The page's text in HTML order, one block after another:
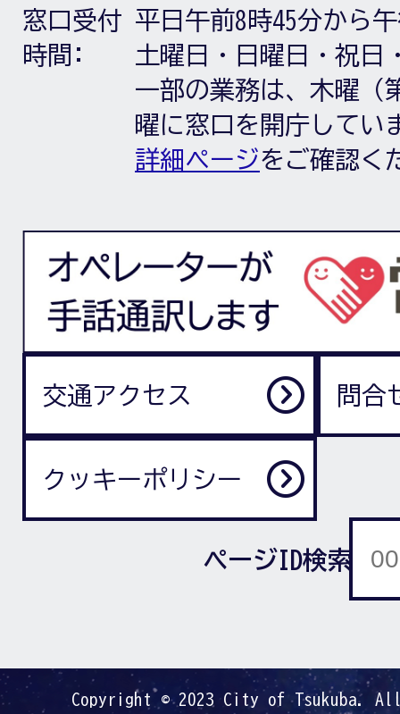
窓口受付
時間:
平日午前8時45分から
土曜日・日曜日・祝日
一部の業務は、木曜（
曜に窓口を開庁してい
詳細ページをご確認く
交通アクセス 問合
クッキーポリシー
ページID検索
Copyright © 2023 City of Tsukuba.